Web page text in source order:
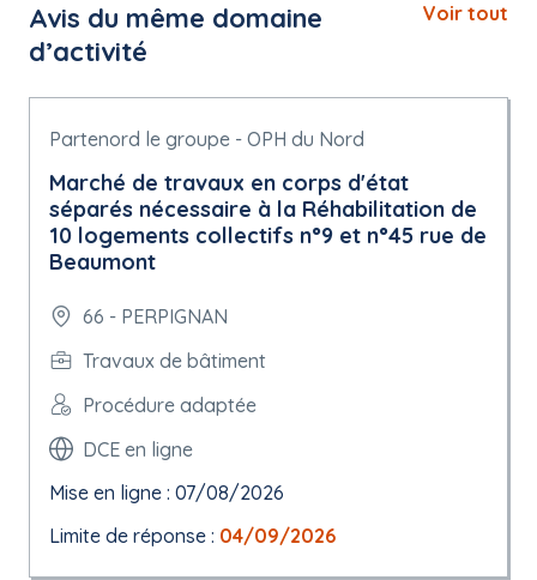
Avis du même domaine
d’activité
Voir tout
Partenord le groupe - OPH du Nord
Marché de travaux en corps d'état
séparés nécessaire à la Réhabilitation de
10 logements collectifs n°9 et n°45 rue de
Beaumont
66 - PERPIGNAN
Travaux de bâtiment
Procédure adaptée
DCE en ligne
Mise en ligne : 07/08/2026
Limite de réponse : 04/09/2026